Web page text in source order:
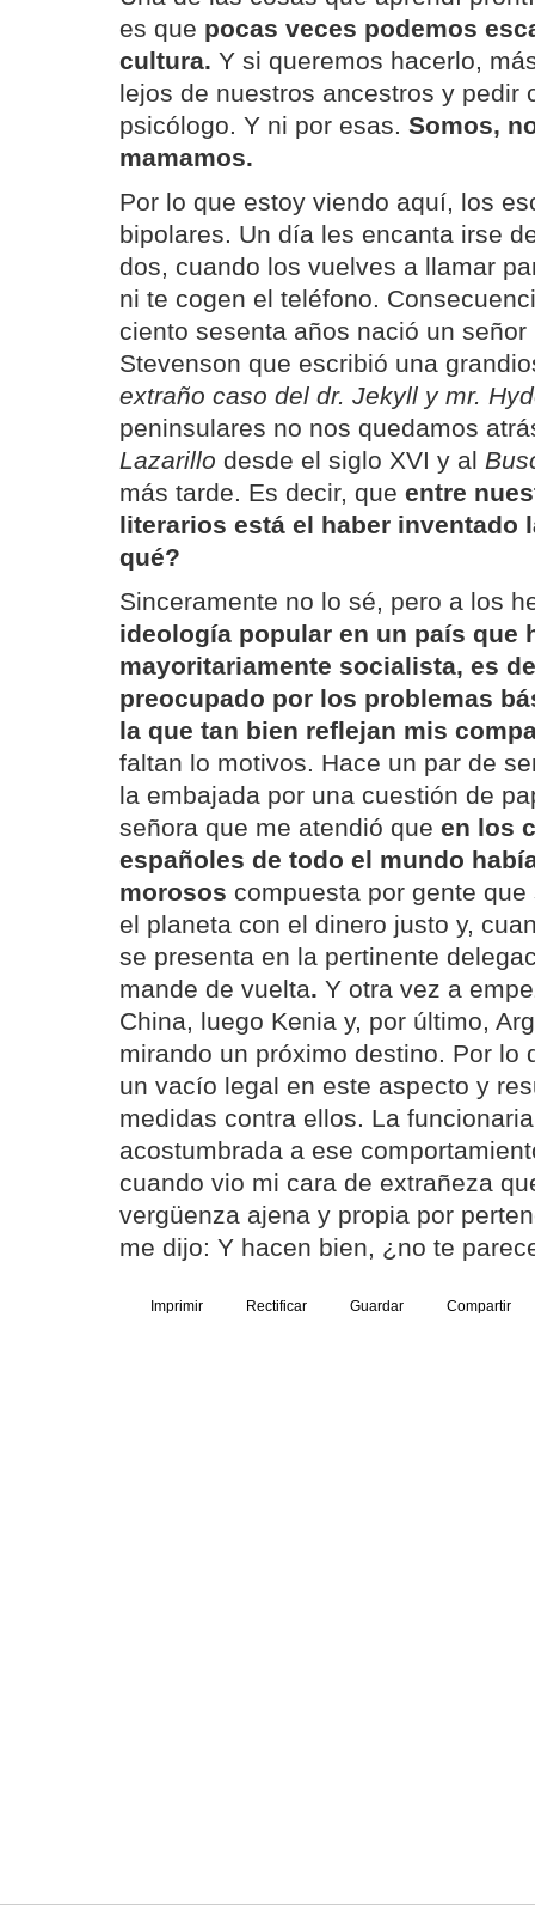
es que pocas veces podemos
cultura. Y si queremos hacerlo,
lejos de nuestros ancestros y pedir
psicólogo. Y ni por esas. Somos,
mamamos.
Por lo que estoy viendo aquí, los
bipolares. Un día les encanta irse
dos, cuando los vuelves a llamar
ni te cogen el teléfono.
ciento sesenta años nació un
Stevenson que escribió una
extraño caso del dr. Jekyll y mr.
peninsulares no nos quedamos
Lazarillo desde el siglo XVI y al
más tarde. Es decir, que entre
literarios está el haber inventado
qué?
Sinceramente no lo sé, pero a los
ideología popular en un país que
mayoritariamente socialista, es
preocupado por los problemas
la que tan bien reflejan mis
faltan lo motivos. Hace un par de
la embajada por una cuestión de
señora que me atendió que en los
españoles de todo el mundo
morosos compuesta por gente
el planeta con el dinero justo y,
se presenta en la pertinente
mande de vuelta. Y otra vez a
China, luego Kenia y, por último,
mirando un próximo destino. Por lo
un vacío legal en este aspecto y
medidas contra ellos. La
acostumbrada a ese
cuando vio mi cara de extrañeza
vergüenza ajena y propia por
me dijo: Y hacen bien, ¿no te
Imprimir Rectificar Guardar Compartir